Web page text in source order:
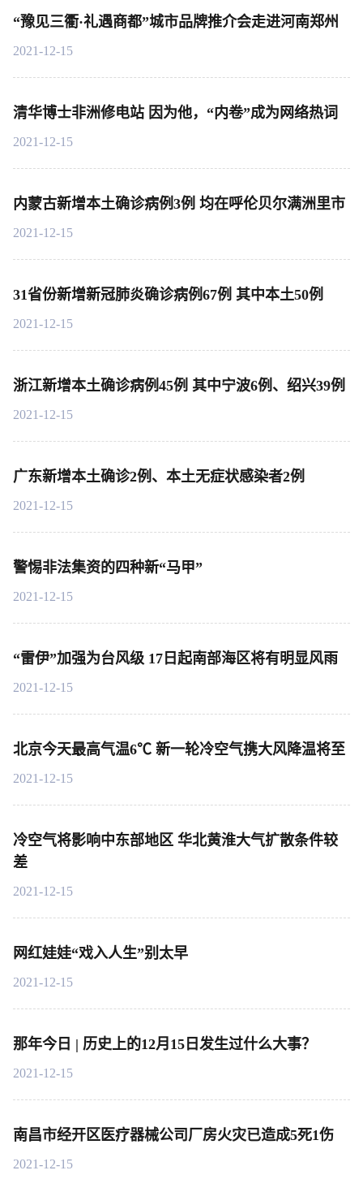
“豫见三衢·礼遇商都”城市品牌推介会走进河南郑州
2021-12-15
清华博士非洲修电站 因为他，“内卷”成为网络热词
2021-12-15
内蒙古新增本土确诊病例3例 均在呼伦贝尔满洲里市
2021-12-15
31省份新增新冠肺炎确诊病例67例 其中本土50例
2021-12-15
浙江新增本土确诊病例45例 其中宁波6例、绍兴39例
2021-12-15
广东新增本土确诊2例、本土无症状感染者2例
2021-12-15
警惕非法集资的四种新“马甲”
2021-12-15
“雷伊”加强为台风级 17日起南部海区将有明显风雨
2021-12-15
北京今天最高气温6℃ 新一轮冷空气携大风降温将至
2021-12-15
冷空气将影响中东部地区 华北黄淮大气扩散条件较
差
2021-12-15
网红娃娃“戏入人生”别太早
2021-12-15
那年今日 | 历史上的12月15日发生过什么大事？
2021-12-15
南昌市经开区医疗器械公司厂房火灾已造成5死1伤
2021-12-15